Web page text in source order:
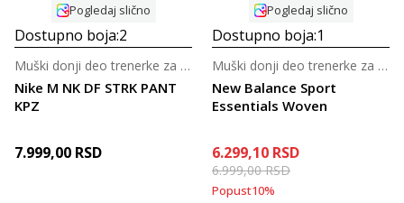
Pogledaj slično
Dostupno boja:2
Nike M NK DF STRK PANT
KPZ
Muški donji deo trenerke za fudbal
7.999,00 RSD
Pogledaj slično
Dostupno boja:1
New Balance Sport
Essentials Woven
Muški donji deo trenerke za trening
6.299,10 RSD
6.999,00RSD
Popust10%